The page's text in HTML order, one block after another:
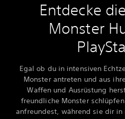
Entdecke
Monster
Egal ob du in intensiven
Monster antreten und aus
Waffen und Ausrüstung
freundliche Monster
anfreundest, während sie dir